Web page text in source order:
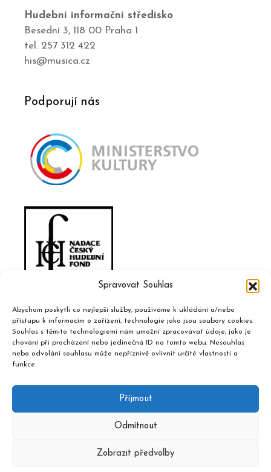
Spravovat Souhlas
Abychom poskytli co nejlepší služby, používáme k ukládání a/nebo
přístupu k informacím o zařízení, technologie jako jsou soubory cookies.
Souhlas s těmito technologiemi nám umožní zpracovávat údaje, jako je
chování při procházení nebo jedinečná ID na tomto webu. Nesouhlas
nebo odvolání souhlasu může nepříznivě ovlivnit určité vlastnosti a
funkce.
Příjmout
Odmítnout
Zobrazit předvolby
Hudební informační středisko
Besední 3, 118 00 Praha 1
tel. 257 312 422
his@musica.cz
Podporují nás